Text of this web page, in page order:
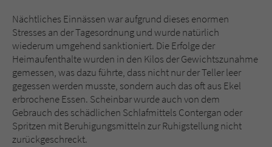
Nächtliches Einnässen war aufgrund dieses enormen
Stresses an der Tagesordnung und wurde natürlich
wiederum umgehend sanktioniert. Die Erfolge der
Heimaufenthalte wurden in den Kilos der Gewichtszunahme
gemessen, was dazu führte, dass nicht nur der Teller leer
gegessen werden musste, sondern auch das oft aus Ekel
erbrochene Essen. Scheinbar wurde auch von dem
Gebrauch des schädlichen Schlafmittels Contergan oder
Spritzen mit Beruhigungsmitteln zur Ruhigstellung nicht
zurückgeschreckt.